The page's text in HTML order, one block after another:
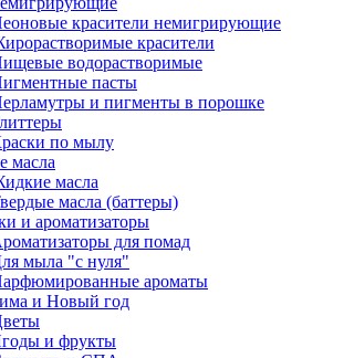
красители немигрирующие
красители
водорастворимые
пасты
и пигменты в порошке
по мылу
масла
масла
масла (баттеры)
и ароматизаторы
для помад
мыла "с нуля"
ароматы
и Новый год
и фрукты